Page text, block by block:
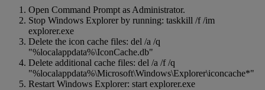
Open Command Prompt as Administrator.
Stop Windows Explorer by running: taskkill /f /im
explorer.exe
Delete the icon cache files: del /a /q
"%localappdata%\IconCache.db"
Delete additional cache files: del /a /f /q
"%localappdata%\Microsoft\Windows\Explorer\iconcache*"
Restart Windows Explorer: start explorer.exe